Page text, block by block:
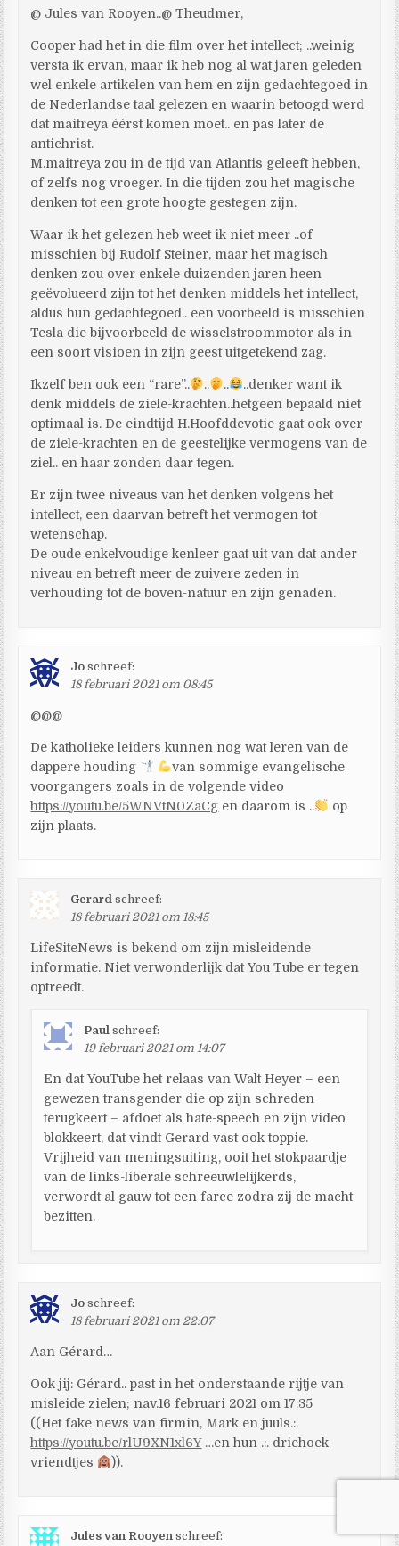
@ Jules van Rooyen..@ Theudmer,
Cooper had het in die film over het intellect; ..weinig
versta ik ervan, maar ik heb nog al wat jaren geleden
wel enkele artikelen van hem en zijn gedachtegoed in
de Nederlandse taal gelezen en waarin betoogd werd
dat maitreya éérst komen moet.. en pas later de
antichrist.
M.maitreya zou in de tijd van Atlantis geleeft hebben,
of zelfs nog vroeger. In die tijden zou het magische
denken tot een grote hoogte gestegen zijn.
Waar ik het gelezen heb weet ik niet meer ..of
misschien bij Rudolf Steiner, maar het magisch
denken zou over enkele duizenden jaren heen
geëvolueerd zijn tot het denken middels het intellect,
aldus hun gedachtegoed.. een voorbeeld is misschien
Tesla die bijvoorbeeld de wisselstroommotor als in
een soort visioen in zijn geest uitgetekend zag.
Ikzelf ben ook een “rare”.. .. ..
..denker want ik
denk middels de ziele-krachten..hetgeen bepaald niet
optimaal is. De eindtijd H.Hoofddevotie gaat ook over
de ziele-krachten en de geestelijke vermogens van de
ziel.. en haar zonden daar tegen.
Er zijn twee niveaus van het denken volgens het
intellect, een daarvan betreft het vermogen tot
wetenschap.
De oude enkelvoudige kenleer gaat uit van dat ander
niveau en betreft meer de zuivere zeden in
verhouding tot de boven-natuur en zijn genaden.
Jo schreef:
18 februari 2021 om 08:45
@@@
De katholieke leiders kunnen nog wat leren van de
dappere houding
van sommige evangelische
voorgangers zoals in de volgende video
https://youtu.be/5WNVtN0ZaCg en daarom is ..
op
zijn plaats.
Gerard schreef:
18 februari 2021 om 18:45
LifeSiteNews is bekend om zijn misleidende
informatie. Niet verwonderlijk dat You Tube er tegen
optreedt.
Paul schreef:
19 februari 2021 om 14:07
En dat YouTube het relaas van Walt Heyer – een
gewezen transgender die op zijn schreden
terugkeert – afdoet als hate-speech en zijn video
blokkeert, dat vindt Gerard vast ook toppie.
Vrijheid van meningsuiting, ooit het stokpaardje
van de links-liberale schreeuwlelijkerds,
verwordt al gauw tot een farce zodra zij de macht
bezitten.
Jo schreef:
18 februari 2021 om 22:07
Aan Gérard…
Ook jij: Gérard.. past in het onderstaande rijtje van
misleide zielen; nav.16 februari 2021 om 17:35
((Het fake news van firmin, Mark en juuls.:.
https://youtu.be/rlU9XN1xl6Y…en hun .:. driehoek-
vriendtjes
)).
Jules van Rooyen schreef: